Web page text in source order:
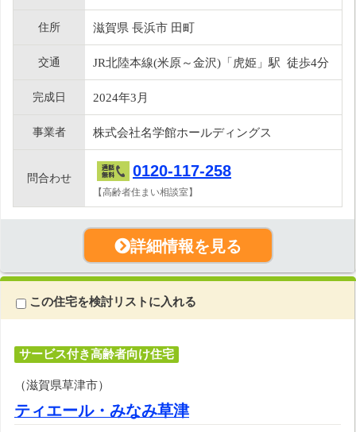
住所 滋賀県 長浜市 田町
交通 JR北陸本線(米原～金沢)「虎姫」駅 徒歩4分
完成日 2024年3月
事業者 株式会社名学館ホールディングス
問合わせ 0120-117-258
【高齢者住まい相談室】
詳細情報を見る
この住宅を検討リストに入れる
サービス付き高齢者向け住宅
（滋賀県草津市）
ティエール・みなみ草津